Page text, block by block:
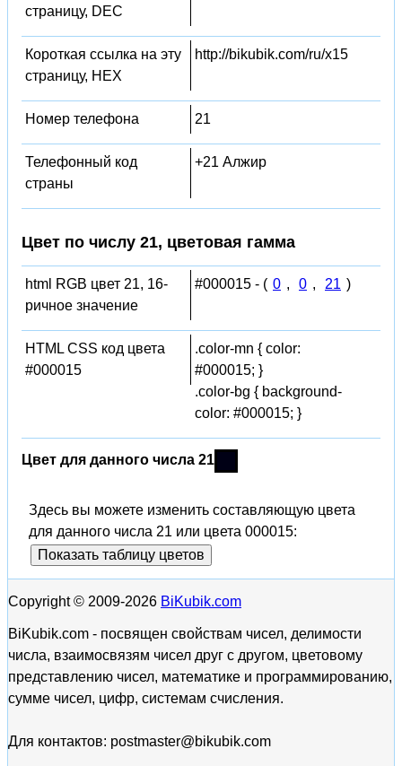
страницу, DEC
Короткая ссылка на эту
страницу, HEX
http://bikubik.com/ru/x15
Номер телефона 21
Телефонный код
страны
+21 Алжир
Цвет по числу 21, цветовая гамма
html RGB цвет 21, 16-
ричное значение
#000015 - ( 0 , 0 , 21 )
HTML CSS код цвета
#000015
.color-mn { color:
#000015; }
.color-bg { background-
color: #000015; }
Цвет для данного числа 21
Здесь вы можете изменить составляющую цвета
для данного числа 21 или цвета 000015:
Показать таблицу цветов
Copyright © 2009-2026 BiKubik.com
BiKubik.com - посвящен свойствам чисел, делимости
числа, взаимосвязям чисел друг с другом, цветовому
представлению чисел, математике и программированию,
сумме чисел, цифр, системам счисления.
Для контактов: postmaster@bikubik.com